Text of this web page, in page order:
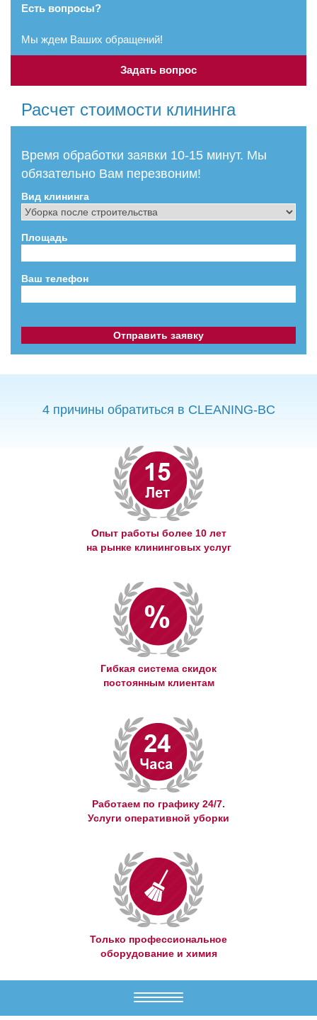
Есть вопросы?
Мы ждем Ваших обращений!
Задать вопрос
Расчет стоимости клининга
Время обработки заявки 10-15 минут. Мы
обязательно Вам перезвоним!
Вид клининга
Площадь
Ваш телефон
4 причины обратиться в CLEANING-BC
Опыт работы более 10 лет
на рынке клининговых услуг
Гибкая система скидок
постоянным клиентам
Работаем по графику 24/7.
Услуги оперативной уборки
Только профессиональное
оборудование и химия
Меню